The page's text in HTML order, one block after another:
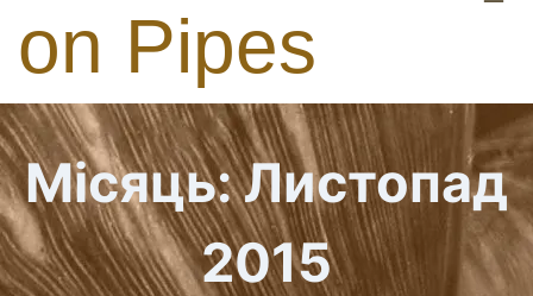
on Pipes
Місяць: Листопад
2015